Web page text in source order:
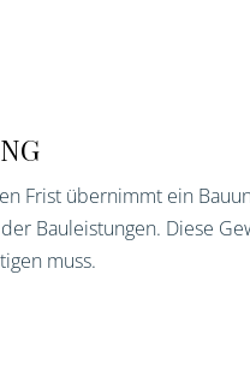
Frist übernimmt ein
Bauleistungen. Diese
muss.